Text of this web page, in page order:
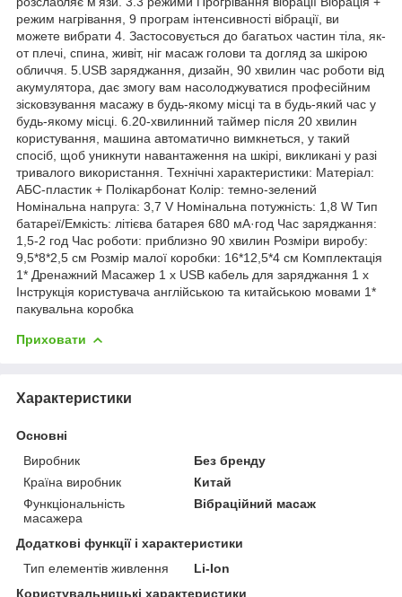
режим нагрівання, 9 програм інтенсивності вібрації, ви
можете вибрати 4. Застосовується до багатьох частин тіла, як-
от плечі, спина, живіт, ніг масаж голови та догляд за шкірою
обличчя. 5.USB заряджання, дизайн, 90 хвилин час роботи від
акумулятора, дає змогу вам насолоджуватися професійним
зісковзування масажу в будь-якому місці та в будь-який час у
будь-якому місці. 6.20-хвилинний таймер після 20 хвилин
користування, машина автоматично вимкнеться, у такий
спосіб, щоб уникнути навантаження на шкірі, викликані у разі
тривалого використання. Технічні характеристики: Матеріал:
АБС-пластик + Полікарбонат Колір: темно-зелений
Номінальна напруга: 3,7 V Номінальна потужність: 1,8 W Тип
батареї/Емкість: літієва батарея 680 мА·год Час заряджання:
1,5-2 год Час роботи: приблизно 90 хвилин Розміри виробу:
9,5*8*2,5 см Розмір малої коробки: 16*12,5*4 см Комплектація
1* Дренажний Масажер 1 х USB кабель для заряджання 1 х
Інструкція користувача англійською та китайською мовами 1*
пакувальна коробка
Приховати
Характеристики
Основні
Виробник
Без бренду
Країна виробник
Китай
Функціональність
масажера
Вібраційний масаж
Додаткові функції і характеристики
Тип елементів живлення
Li-Ion
Користувальницькі характеристики